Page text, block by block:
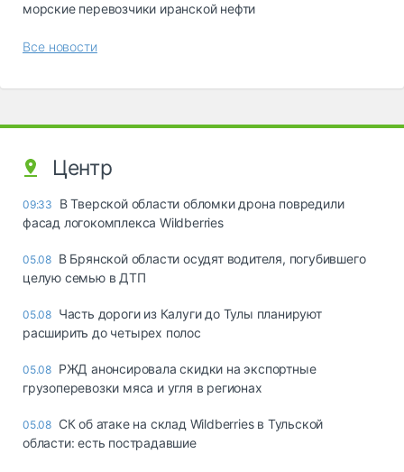
морские перевозчики иранской нефти
Все новости
Центр
09:33
В Тверской области обломки дрона повредили
фасад логокомплекса Wildberries
05.08 В Брянской области осудят водителя, погубившего
целую семью в ДТП
05.08 Часть дороги из Калуги до Тулы планируют
расширить до четырех полос
05.08 РЖД анонсировала скидки на экспортные
грузоперевозки мяса и угля в регионах
05.08 СК об атаке на склад Wildberries в Тульской
области: есть пострадавшие